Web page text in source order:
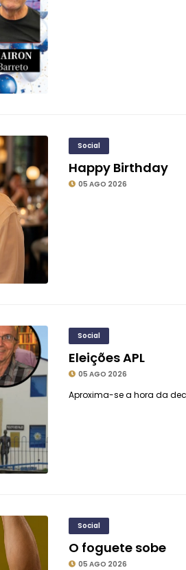
Social
Happy Birthday
05 AGO 2026
Social
Eleições APL
05 AGO 2026
Aproxima-se a hora da
Social
O foguete sobe
05 AGO 2026